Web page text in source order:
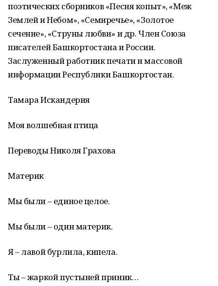
поэтических сборников «Песня копыт», «Меж
Землей и Небом», «Семиречье», «Золотое
сечение», «Струны любви» и др. Член Союза
писателей Башкортостана и России.
Заслуженный работник печати и массовой
информации Республики Башкортостан.
Тамара Искандерия
Моя волшебная птица
Переводы Николя Грахова
Материк
Мы были – единое целое.
Мы были – один материк.
Я – лавой бурлила, кипела.
Ты – жаркой пустыней приник…